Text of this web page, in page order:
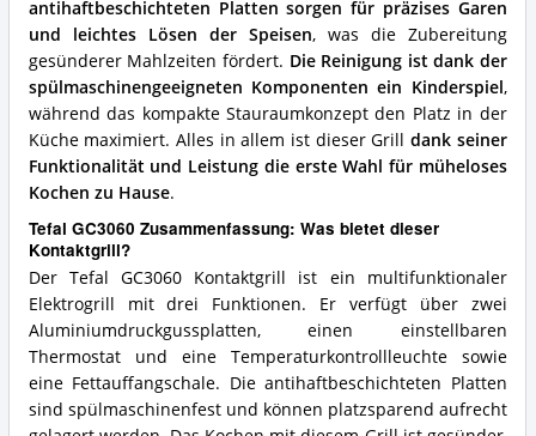
antihaftbeschichteten Platten sorgen für präzises Garen
und leichtes Lösen der Speisen, was die Zubereitung
gesünderer Mahlzeiten fördert. Die Reinigung ist dank der
spülmaschinengeeigneten Komponenten ein Kinderspiel ,
während das kompakte Stauraumkonzept den Platz in der
Küche maximiert. Alles in allem ist dieser Grilldank seiner
Funktionalität und Leistung die erste Wahl für müheloses
Kochen zu Hause.
Tefal GC3060 Zusammenfassung: Was bietet dieser
Kontaktgrill?
Der Tefal GC3060 Kontaktgrill ist ein multifunktionaler
Elektrogrill mit drei Funktionen. Er verfügt über zwei
Aluminiumdruckgussplatten, einen einstellbaren
Thermostat und eine Temperaturkontrollleuchte sowie
eine Fettauffangschale. Die antihaftbeschichteten Platten
sind spülmaschinenfest und können platzsparend aufrecht